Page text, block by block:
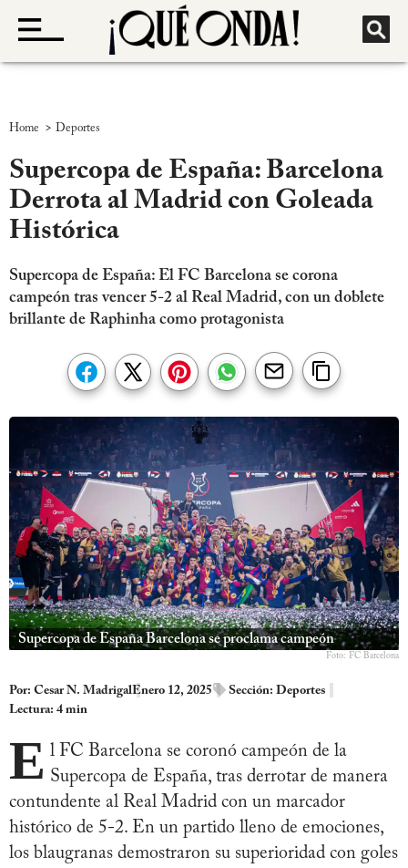
Home > Deportes
Supercopa de España: Barcelona
Derrota al Madrid con Goleada
Histórica
Supercopa de España: El FC Barcelona se corona
campeón tras vencer 5-2 al Real Madrid, con un doblete
brillante de Raphinha como protagonista
Supercopa de España Barcelona se proclama campeón
Foto: FC Barcelona
Por: Cesar N. MadrigalEnero 12, 2025 Sección: Deportes
Lectura: 4 min
E l FC Barcelona se coronó campeón de la
Supercopa de España, tras derrotar de manera
contundente al Real Madrid con un marcador
histórico de 5-2. En un partido lleno de emociones,
los blaugranas demostraron su superioridad con goles